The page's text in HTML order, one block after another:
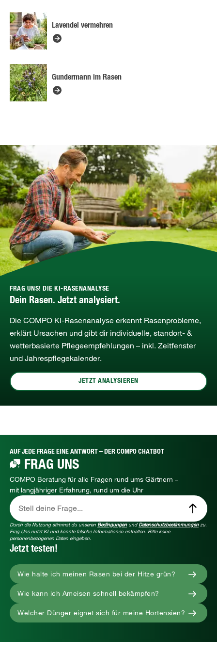
Lavendel vermehren
Gundermann im Rasen
FRAG UNS! DIE KI-RASENANALYSE
Dein Rasen. Jetzt analysiert.
Die COMPO KI‑Rasenanalyse erkennt Rasenprobleme,
erklärt Ursachen und gibt dir individuelle, standort‑ &
wetterbasierte Pflegeempfehlungen – inkl. Zeitfenster
und Jahrespflegekalender.
JETZT ANALYSIEREN
AUF JEDE FRAGE EINE ANTWORT – DER COMPO CHATBOT
FRAG UNS
COMPO Beratung für alle Fragen rund ums Gärtnern –
mit langjähriger Erfahrung, rund um die Uhr
Stell deine Frage...
Durch die Nutzung stimmst du unseren BedingungenundDatenschutzbestimmungenzu.
Frag Uns nutzt KI und könnte falsche Informationen enthalten. Bitte keine
personenbezogenen Daten eingeben.
Jetzt testen!
Wie halte ich meinen Rasen bei der Hitze grün?
Wie kann ich Ameisen schnell bekämpfen?
Welcher Dünger eignet sich für meine Hortensien?